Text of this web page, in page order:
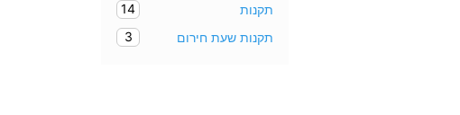
תקנות
14
תקנות שעת חירום
3